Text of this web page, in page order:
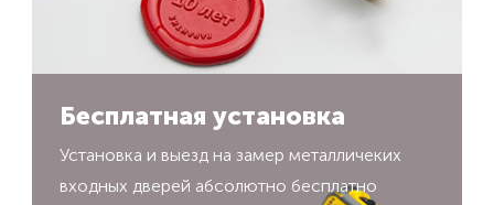
Бесплатная установка
Установка и выезд на замер металличеких
входных дверей абсолютно бесплатно